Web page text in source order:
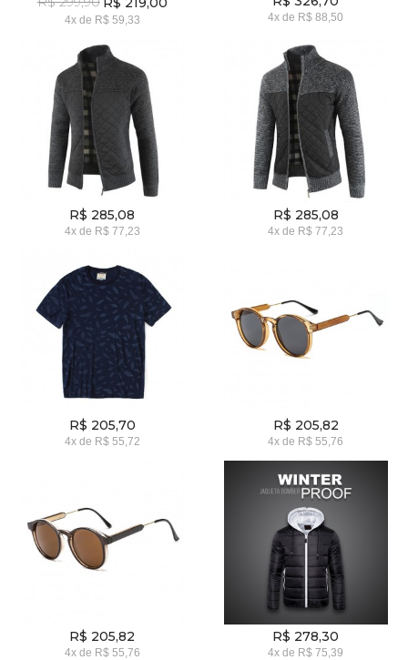
4xde R$ 59,33 4x de R$ 88,50
R$ 285,08
4xde R$ 77,23
R$ 285,08
4x de R$ 77,23
R$ 205,70
4xde R$ 55,72
R$ 205,82
4x de R$ 55,76
R$ 205,82
4xde R$ 55,76
R$ 278,30
4x de R$ 75,39